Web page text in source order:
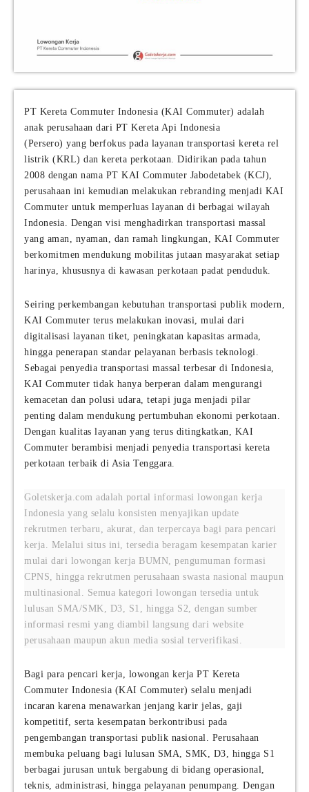
PT Kereta Commuter Indonesia (KAI Commuter) adalah
anak perusahaan dari PT Kereta Api Indonesia
(Persero) yang berfokus pada layanan transportasi kereta rel
listrik (KRL) dan kereta perkotaan. Didirikan pada tahun
2008 dengan nama PT KAI Commuter Jabodetabek (KCJ),
perusahaan ini kemudian melakukan rebranding menjadi KAI
Commuter untuk memperluas layanan di berbagai wilayah
Indonesia. Dengan visi menghadirkan transportasi massal
yang aman, nyaman, dan ramah lingkungan, KAI Commuter
berkomitmen mendukung mobilitas jutaan masyarakat setiap
harinya, khususnya di kawasan perkotaan padat penduduk.
Seiring perkembangan kebutuhan transportasi publik modern,
KAI Commuter terus melakukan inovasi, mulai dari
digitalisasi layanan tiket, peningkatan kapasitas armada,
hingga penerapan standar pelayanan berbasis teknologi.
Sebagai penyedia transportasi massal terbesar di Indonesia,
KAI Commuter tidak hanya berperan dalam mengurangi
kemacetan dan polusi udara, tetapi juga menjadi pilar
penting dalam mendukung pertumbuhan ekonomi perkotaan.
Dengan kualitas layanan yang terus ditingkatkan, KAI
Commuter berambisi menjadi penyedia transportasi kereta
perkotaan terbaik di Asia Tenggara.
Goletskerja.com adalah portal informasi lowongan kerja
Indonesia yang selalu konsisten menyajikan update
rekrutmen terbaru, akurat, dan terpercaya bagi para pencari
kerja. Melalui situs ini, tersedia beragam kesempatan karier
mulai dari lowongan kerja BUMN, pengumuman formasi
CPNS, hingga rekrutmen perusahaan swasta nasional maupun
multinasional. Semua kategori lowongan tersedia untuk
lulusan SMA/SMK, D3, S1, hingga S2, dengan sumber
informasi resmi yang diambil langsung dari website
perusahaan maupun akun media sosial terverifikasi.
Bagi para pencari kerja, lowongan kerja PT Kereta
Commuter Indonesia (KAI Commuter) selalu menjadi
incaran karena menawarkan jenjang karir jelas, gaji
kompetitif, serta kesempatan berkontribusi pada
pengembangan transportasi publik nasional. Perusahaan
membuka peluang bagi lulusan SMA, SMK, D3, hingga S1
berbagai jurusan untuk bergabung di bidang operasional,
teknis, administrasi, hingga pelayanan penumpang. Dengan